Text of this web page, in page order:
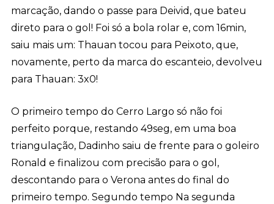
marcação, dando o passe para Deivid, que bateu
direto para o gol! Foi só a bola rolar e, com 16min,
saiu mais um: Thauan tocou para Peixoto, que,
novamente, perto da marca do escanteio, devolveu
para Thauan: 3x0!
O primeiro tempo do Cerro Largo só não foi
perfeito porque, restando 49seg, em uma boa
triangulação, Dadinho saiu de frente para o goleiro
Ronald e finalizou com precisão para o gol,
descontando para o Verona antes do final do
primeiro tempo. Segundo tempo Na segunda